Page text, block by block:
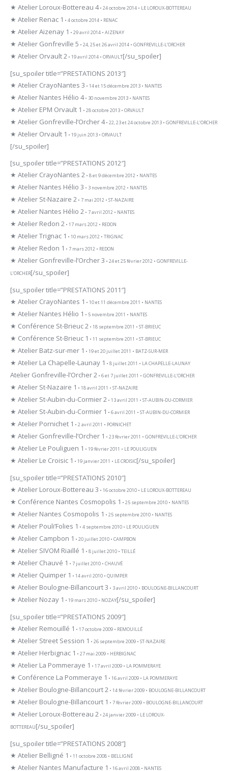
★ Atelier Loroux-Bottereau 4• 24 octobre 2014 • LE LOROUX-BOTTEREAU
★ Atelier Renac 1 • 4 octobre 2014 • RENAC
★ Atelier Aizenay 1 • 29 avril 2014 • AIZENAY
★ Atelier Gonfreville 5 • 24, 25 et 26 avril 2014 • GONFREVILLE-L’ORCHER
★ Atelier Orvault 2 • 19 avril 2014 • ORVAULT[/su_spoiler]
[su_spoiler title=”PRESTATIONS 2013″]
★ Atelier CrayoNantes 3 • 14 et 15 décembre 2013 • NANTES
★ Atelier Nantes Hélio 4• 30 novembre 2013 • NANTES
★ Atelier EPM Orvault 1 • 28 octobre 2013 • ORVAULT
★ Atelier Gonfreville-l’Orcher 4• 22, 23 et 24 octobre 2013 • GONFREVILLE-L’ORCHER
★ Atelier Orvault 1 • 19 juin 2013 • ORVAULT
[/su_spoiler]
[su_spoiler title=”PRESTATIONS 2012″]
★ Atelier CrayoNantes 2 • 8 et 9 décembre 2012 • NANTES
★ Atelier Nantes Hélio 3 • 3 novembre 2012 • NANTES
★ Atelier St-Nazaire 2 • 7 mai 2012 • ST-NAZAIRE
★ Atelier Nantes Hélio 2 • 7 avril 2012 • NANTES
★ Atelier Redon 2 • 17 mars 2012 • REDON
★ Atelier Trignac 1 • 10 mars 2012 • TRIGNAC
★ Atelier Redon 1 • 7 mars 2012 • REDON
★ Atelier Gonfreville-l’Orcher 3 • 24 et 25 février 2012 • GONFREVILLE-
L’ORCHER[/su_spoiler]
[su_spoiler title=”PRESTATIONS 2011″]
★ Atelier CrayoNantes 1 • 10 et 11 décembre 2011 • NANTES
★ Atelier Nantes Hélio 1 • 5 novembre 2011 • NANTES
★ Conférence St-Brieuc 2 • 18 septembre 2011 • ST-BRIEUC
★ Conférence St-Brieuc 1 • 11 septembre 2011 • ST-BRIEUC
★ Atelier Batz-sur-mer 1 • 19 et 20 juillet 2011 • BATZ-SUR-MER
★ Atelier La Chapelle-Launay 1 • 8 juillet 2011 • LA CHAPELLE-LAUNAY
Atelier Gonfreville-l’Orcher 2 • 6 et 7 juillet 2011 • GONFREVILLE-L’ORCHER
★ Atelier St-Nazaire 1 • 18 avril 2011 • ST-NAZAIRE
★ Atelier St-Aubin-du-Cormier 2 • 13 avril 2011 • ST-AUBIN-DU-CORMIER
★ Atelier St-Aubin-du-Cormier 1 • 6 avril 2011 • ST-AUBIN-DU-CORMIER
★ Atelier Pornichet 1 • 2 avril 2011 • PORNICHET
★ Atelier Gonfreville-l’Orcher 1 • 23 février 2011 • GONFREVILLE-L’ORCHER
★ Atelier Le Pouliguen 1 • 19 février 2011 • LE POULIGUEN
★ Atelier Le Croisic 1 • 19 janvier 2011 • LE CROISIC[/su_spoiler]
[su_spoiler title=”PRESTATIONS 2010″]
★ Atelier Loroux-Bottereau 3 • 16 octobre 2010 • LE LOROUX-BOTTEREAU
★ Conférence Nantes Cosmopolis 1 • 25 septembre 2010 • NANTES
★ Atelier Nantes Cosmopolis 1 • 25 septembre 2010 • NANTES
★ Atelier Pouli’Folies 1 • 4 septembre 2010 • LE POULIGUEN
★ Atelier Campbon 1 • 20 juillet 2010 • CAMPBON
★ Atelier SIVOM Riaillé 1 • 8 juillet 2010 • TEILLÉ
★ Atelier Chauvé 1 • 7 juillet 2010 • CHAUVÉ
★ Atelier Quimper 1 • 14 avril 2010 • QUIMPER
★ Atelier Boulogne-Billancourt 3 • 3 avril 2010 • BOULOGNE-BILLANCOURT
★ Atelier Nozay 1 • 19 mars 2010 • NOZAY[/su_spoiler]
[su_spoiler title=”PRESTATIONS 2009″]
★ Atelier Remouillé 1 • 17 octobre 2009 • REMOUILLÉ
★ Atelier Street Session 1 • 26 septembre 2009 • ST-NAZAIRE
★ Atelier Herbignac 1 • 27 mai 2009 • HERBIGNAC
★ Atelier La Pommeraye 1 • 17 avril 2009 • LA POMMERAYE
★ Conférence La Pommeraye 1 • 16 avril 2009 • LA POMMERAYE
★ Atelier Boulogne-Billancourt 2 • 14 février 2009 • BOULOGNE-BILLANCOURT
★ Atelier Boulogne-Billancourt 1 • 7 février 2009 • BOULOGNE-BILLANCOURT
★ Atelier Loroux-Bottereau 2 • 24 janvier 2009 • LE LOROUX-
BOTTEREAU[/su_spoiler]
[su_spoiler title=”PRESTATIONS 2008″]
★ Atelier Belligné 1 • 11 octobre 2008 • BELLIGNÉ
★ Atelier Nantes Manufacture 1 • 16 avril 2008 • NANTES